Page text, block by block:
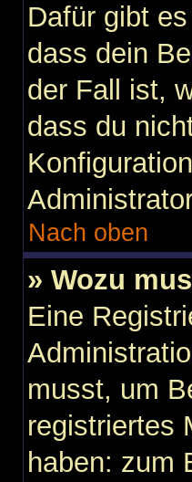
Dafür gibt
dass dein
der Fall ist,
dass du
Nach oben
» Wozu
Eine
musst, um
registriertes
haben: zum